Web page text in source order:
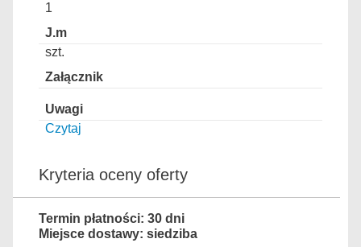
1
szt.
Czytaj
Kryteria oceny oferty
Termin płatności: 30 dni
Miejsce dostawy: siedziba